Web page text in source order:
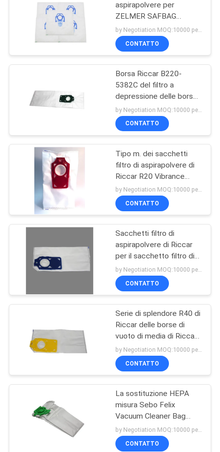
Filtro dalla polvere
dell'aspirapolvere
aspirapolvere
Filtro da Hepa
dell'aspirapolvere
Collegamenti di
aspirapolvere
15
cappuccio bouffant
aspirapolvere per
ZELMER SAFBAG
49,4001 ZVCA100B
49,4000 st 49,4020
919,0
CONTATTO
Borsa Riccar B220-
5382C del filtro a
depressione delle borse
di vuoto di media di
SupraLite R10 Riccar
Hepa
CONTATTO
Tipo m. dei sacchetti
filtro di aspirapolvere di
Riccar R20 Vibrance
R20S R20D R20P
R20UP RMH-6
by Negotiation MOQ:10000 pezzo/pezzi
CONTATTO
Sacchetti filtro di
aspirapolvere di Riccar
per il sacchetto filtro di
Brillance R30D R30P
R30PET HEPA
by Negotiation MOQ:10000 pezzo/pezzi
CONTATTO
Serie di splendore R40 di
Riccar delle borse di
vuoto di media di Riccar
Hepa del panno della
polvere del pulitore
CONTATTO
La sostituzione HEPA
misura Sebo Felix
Vacuum Cleaner Bag
Compatible con la parte
7029ER
CONTATTO